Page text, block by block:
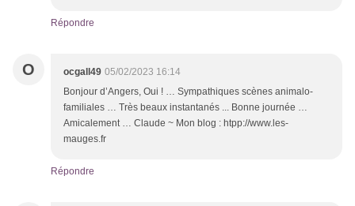
Répondre
O ocgall49 05/02/2023 16:14
Bonjour d’Angers, Oui ! … Sympathiques scènes animalo-
familiales … Très beaux instantanés ... Bonne journée …
Amicalement … Claude ~ Mon blog : htpp://www.les-
mauges.fr
Répondre